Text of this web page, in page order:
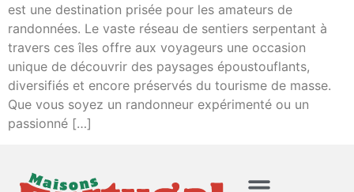
est une destination prisée pour les amateurs de
randonnées. Le vaste réseau de sentiers serpentant à
travers ces îles offre aux voyageurs une occasion
unique de découvrir des paysages époustouflants,
diversifiés et encore préservés du tourisme de masse.
Que vous soyez un randonneur expérimenté ou un
passionné […]